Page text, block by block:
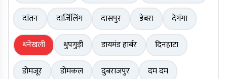
दांतन
दार्जिलिंग दासपुर डेबरा
देगंगा
धनेखली
धुपगुड़ी डायमंड हार्बर
दिनहाटा
डोमजूर
डोमकल दुबराजपुर
दम दम